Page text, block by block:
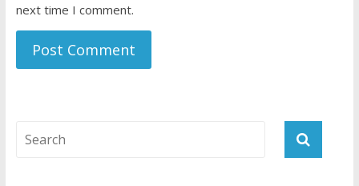
next time I comment.